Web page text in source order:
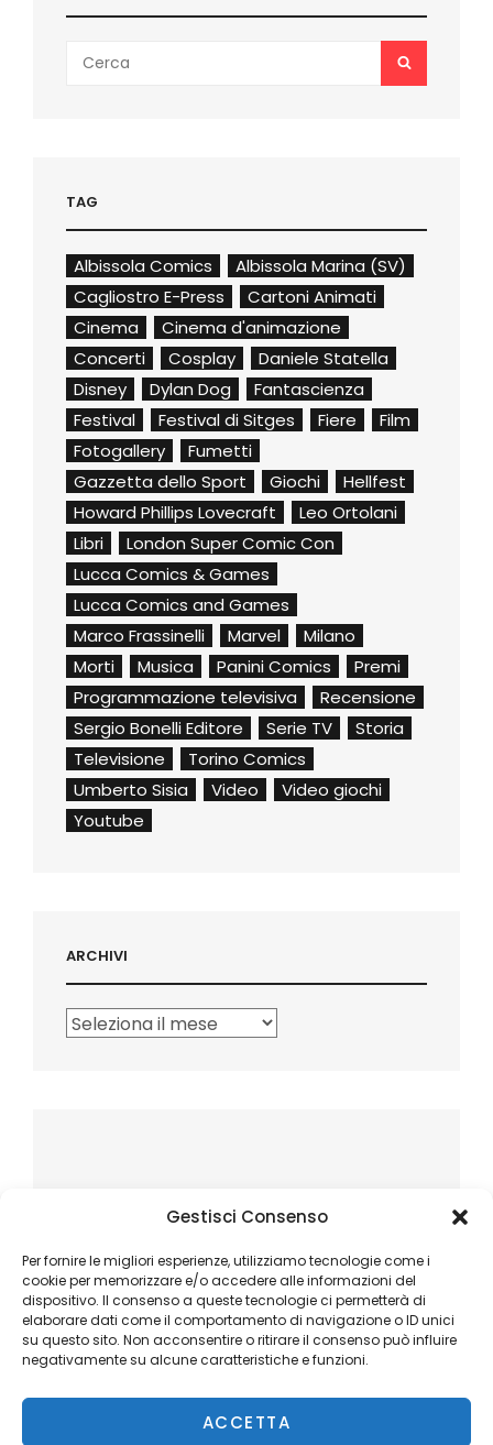
Gestisci Consenso
Per fornire le migliori esperienze, utilizziamo tecnologie come i
cookie per memorizzare e/o accedere alle informazioni del
dispositivo. Il consenso a queste tecnologie ci permetterà di
elaborare dati come il comportamento di navigazione o ID unici
su questo sito. Non acconsentire o ritirare il consenso può influire
negativamente su alcune caratteristiche e funzioni.
ACCETTA
for:
SEARCH
TAG
Albissola Comics
Albissola Marina (SV)
Cagliostro E-Press
Cartoni Animati
Cinema
Cinema d'animazione
Concerti
Cosplay
Daniele Statella
Disney
Dylan Dog
Fantascienza
Festival
Festival di Sitges Fiere
Film
Fotogallery
Fumetti
Gazzetta dello Sport
Giochi
Hellfest
Howard Phillips Lovecraft
Leo Ortolani
Libri
London Super Comic Con
Lucca Comics & Games
Lucca Comics and Games
Marco Frassinelli
Marvel
Milano
Morti
Musica Panini Comics
Premi
Programmazione televisiva
Recensione
Sergio Bonelli Editore
Serie TV
Storia
Televisione
Torino Comics
Umberto Sisia
Video
Video giochi
Youtube
ARCHIVI
Archivi